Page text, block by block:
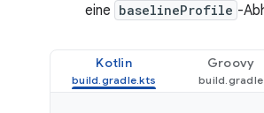
eine baselineProfile -
Kotlin Groovy